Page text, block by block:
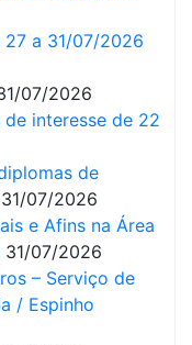
a 31/07/2026
07/2026
interesse de 22
de
31/07/2026
e Afins na Área
31/07/2026
– Serviço de
/ Espinho